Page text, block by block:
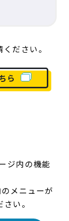
ださい。
ら
ジ内の機能
メニューが
い。